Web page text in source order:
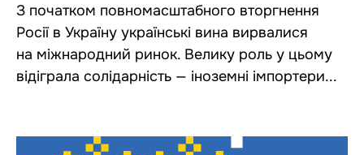
З початком повномасштабного вторгнення
Росії в Україну українські вина вирвалися
на міжнародний ринок. Велику роль у цьому
відіграла солідарність — іноземні імпортери...